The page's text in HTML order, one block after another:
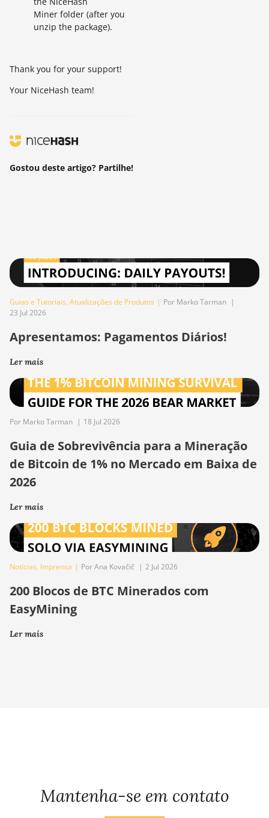
Miner folder (after you
unzip the package).
Thank you for your support!
Your NiceHash team!
Gostou deste artigo? Partilhe!
Guias e Tutoriais, Atualizações de Produtos | Por Marko Tarman |
23 Jul 2026
Apresentamos: Pagamentos Diários!
Ler mais
Por Marko Tarman | 18 Jul 2026
Guia de Sobrevivência para a Mineração
de Bitcoin de 1% no Mercado em Baixa de
2026
Ler mais
Notícias, Imprensa | Por Ana Kovačič | 2 Jul 2026
200 Blocos de BTC Minerados com
EasyMining
Ler mais
Mantenha-se em contato